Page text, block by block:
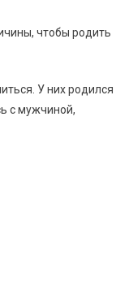
чтобы родить
У них родился
с мужчиной,